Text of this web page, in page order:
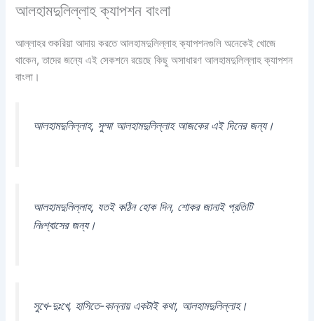
আলহামদুলিল্লাহ ক্যাপশন বাংলা
আল্লাহর শুকরিয়া আদায় করতে আলহামদুলিল্লাহ ক্যাপশনগুলি অনেকেই খোজে
থাকেন, তাদের জন্যে এই সেকশনে রয়েছে কিছু অসাধারণ আলহামদুলিল্লাহ ক্যাপশন
বাংলা।
আলহামদুলিল্লাহ, সুম্মা আলহামদুলিল্লাহ আজকের এই দিনের জন্য।
আলহামদুলিল্লাহ, যতই কঠিন হোক দিন, শোকর জানাই প্রতিটি
নিঃশ্বাসের জন্য।
সুখে-দুঃখে, হাসিতে-কান্নায় একটাই কথা, আলহামদুলিল্লাহ।